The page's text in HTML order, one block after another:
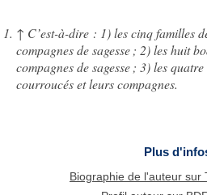
↑ C’est-à-dire : 1) les cinq familles
compagnes de sagesse ; 2) les huit
compagnes de sagesse ; 3) les
courroucés et leurs compagnes.
Plus
Biographie de l'auteur sur